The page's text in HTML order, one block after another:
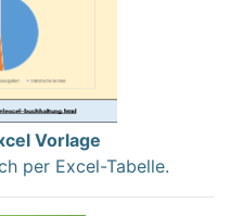
Vorlage
per Excel-Tabelle.